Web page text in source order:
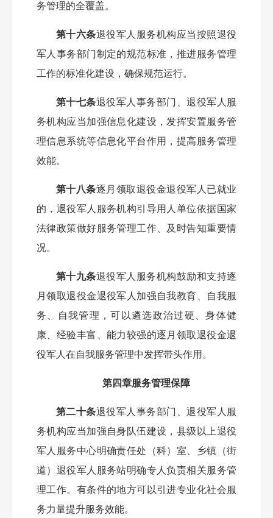
务管理的全覆盖。
第十六条退役军人服务机构应当按照退役
军人事务部门制定的规范标准，推进服务管理
工作的标准化建设，确保规范运行。
第十七条退役军人事务部门、退役军人服
务机构应当加强信息化建设，发挥安置服务管
理信息系统等信息化平台作用，提高服务管理
效能。
第十八条逐月领取退役金退役军人已就业
的，退役军人服务机构引导用人单位依据国家
法律政策做好服务管理工作、及时告知重要情
况。
第十九条退役军人服务机构鼓励和支持逐
月领取退役金退役军人加强自我教育、自我服
务、自我管理，可以遴选政治过硬、身体健
康、经验丰富、能力较强的逐月领取退役金退
役军人在自我服务管理中发挥带头作用。
第四章服务管理保障
第二十条退役军人事务部门、退役军人服
务机构应当加强自身队伍建设，县级以上退役
军人服务中心明确责任处（科）室、乡镇（街
道）退役军人服务站明确专人负责相关服务管
理工作。有条件的地方可以引进专业化社会服
务力量提升服务效能。